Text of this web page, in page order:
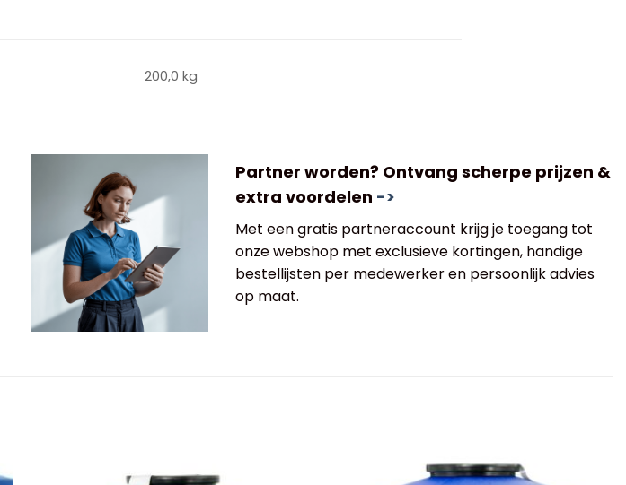
200,0 kg
Partner worden? Ontvang scherpe prijzen &
extra voordelen ->
Met een gratis partneraccount krijg je toegang tot
onze webshop met exclusieve kortingen, handige
bestellijsten per medewerker en persoonlijk advies
op maat.